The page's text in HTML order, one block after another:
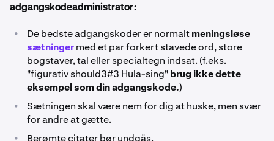
adgangskodeadministrator:
• De bedste adgangskoder er normaltmeningsløse
sætningermed et par forkert stavede ord, store
bogstaver, tal eller specialtegn indsat. (f.eks.
"figurativ should3#3 Hula-sing"brug ikke dette
eksempel som din adgangskode.)
•
Sætningen skal være nem for dig at huske, men svær
for andre at gætte.
• Berømte citater bør undgås.